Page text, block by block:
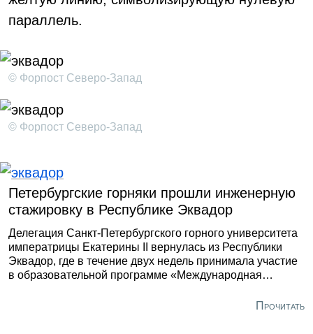
параллель.
© Форпост Северо-Запад
© Форпост Северо-Запад
Петербургские горняки прошли инженерную
стажировку в Республике Эквадор
Делегация Санкт-Петербургского горного университета
императрицы Екатерины II вернулась из Республики
Эквадор, где в течение двух недель принимала участие
в образовательной программе «Международная
Прочитать